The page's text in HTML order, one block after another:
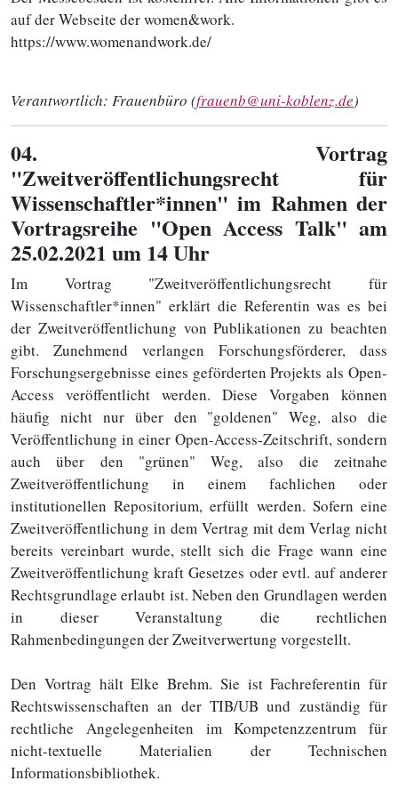
auf der Webseite der women&work.
https://www.womenandwork.de/
Verantwortlich: Frauenbüro (frauenb@uni-koblenz.de)
04. Vortrag
"Zweitveröffentlichungsrecht für
Wissenschaftler*innen" im Rahmen der
Vortragsreihe "Open Access Talk" am
25.02.2021 um 14 Uhr
Im Vortrag "Zweitveröffentlichungsrecht für
Wissenschaftler*innen" erklärt die Referentin was es bei
der Zweitveröffentlichung von Publikationen zu beachten
gibt. Zunehmend verlangen Forschungsförderer, dass
Forschungsergebnisse eines geförderten Projekts als Open-
Access veröffentlicht werden. Diese Vorgaben können
häufig nicht nur über den "goldenen" Weg, also die
Veröffentlichung in einer Open-Access-Zeitschrift, sondern
auch über den "grünen" Weg, also die zeitnahe
Zweitveröffentlichung in einem fachlichen oder
institutionellen Repositorium, erfüllt werden. Sofern eine
Zweitveröffentlichung in dem Vertrag mit dem Verlag nicht
bereits vereinbart wurde, stellt sich die Frage wann eine
Zweitveröffentlichung kraft Gesetzes oder evtl. auf anderer
Rechtsgrundlage erlaubt ist. Neben den Grundlagen werden
in dieser Veranstaltung die rechtlichen
Rahmenbedingungen der Zweitverwertung vorgestellt.
Den Vortrag hält Elke Brehm. Sie ist Fachreferentin für
Rechtswissenschaften an der TIB/UB und zuständig für
rechtliche Angelegenheiten im Kompetenzzentrum für
nicht-textuelle Materialien der Technischen
Informationsbibliothek.